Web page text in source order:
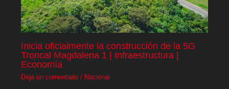
Inicia oficialmente la construcción de la 5G
Troncal Magdalena 1 | Infraestructura |
Economía
Deja un comentario / Nacional